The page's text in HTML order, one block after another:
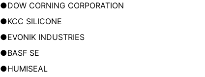
●DOW CORNING CORPORATION
●KCC SILICONE
●EVONIK INDUSTRIES
●BASF SE
●HUMISEAL